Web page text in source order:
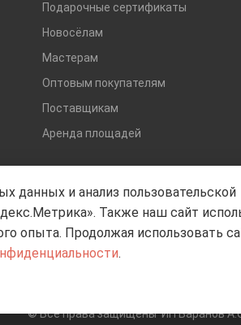
Подарочные сертификаты
Новосёлам
Мастерам
Оптовым покупателям
Поставщикам
Аренда площадей
© Все права защищеныИП Баранов
данных и анализ пользовательской
Также наш сайт
опыта. Продолжая использовать
.